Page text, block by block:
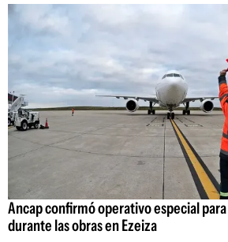
Ancap confirmó operativo especial
durante las obras en Ezeiza